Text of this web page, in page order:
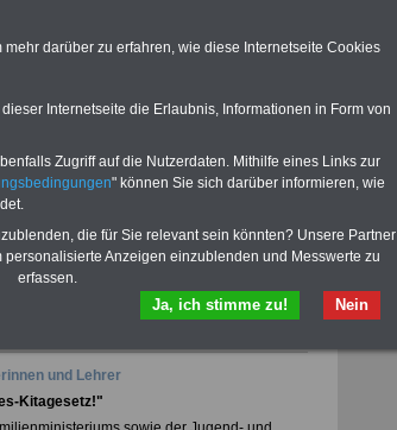
15,00 Euro bei einer Laufzeit
des Öffentlichen Dienstes
lehrpersonal.de). Im Portal
PDF-SERVICEfinden Sie 10
ausdrucken, u.a. auch das
neu aufgelegte - Stand
Nebentätigkeits-recht
>>>mehr Infos
und Lehrer
Kitagesetz!"
mehr darüber zu erfahren, wie diese Internetseite Cookies
Internetseite die Erlaubnis, Informationen in Form von
Zugriff auf die Nutzerdaten. Mithilfe eines Links zur
" können Sie sich darüber informieren, wie
die für Sie relevant sein könnten? Unsere Partner
Anzeigen einzublenden und Messwerte zu
erfassen.
Nein
Ja, ich stimme zu!